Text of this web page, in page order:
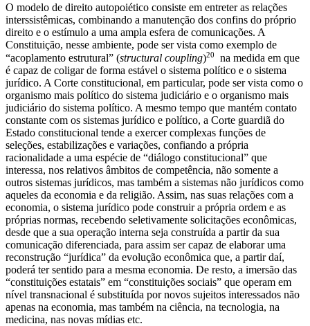
O modelo de direito autopoiético consiste em entreter as relações
interssistêmicas, combinando a manutenção dos confins do próprio
direito e o estímulo a uma ampla esfera de comunicações. A
Constituição, nesse ambiente, pode ser vista como exemplo de
“acoplamento estrutural” (structural coupling)20
na medida em que
é capaz de coligar de forma estável o sistema político e o sistema
jurídico. A Corte constitucional, em particular, pode ser vista como o
organismo mais político do sistema judiciário e o organismo mais
judiciário do sistema político. A mesmo tempo que mantém contato
constante com os sistemas jurídico e político, a Corte guardiã do
Estado constitucional tende a exercer complexas funções de
seleções, estabilizações e variações, confiando a própria
racionalidade a uma espécie de “diálogo constitucional” que
interessa, nos relativos âmbitos de competência, não somente a
outros sistemas jurídicos, mas também a sistemas não jurídicos como
aqueles da economia e da religião. Assim, nas suas relações com a
economia, o sistema jurídico pode construir a própria ordem e as
próprias normas, recebendo seletivamente solicitações econômicas,
desde que a sua operação interna seja construída a partir da sua
comunicação diferenciada, para assim ser capaz de elaborar uma
reconstrução “jurídica” da evolução econômica que, a partir daí,
poderá ter sentido para a mesma economia. De resto, a imersão das
“constituições estatais” em “constituições sociais” que operam em
nível transnacional é substituída por novos sujeitos interessados não
apenas na economia, mas também na ciência, na tecnologia, na
medicina, nas novas mídias etc.